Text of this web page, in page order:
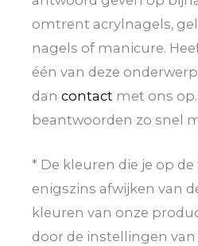
omtrent acrylnagels,
nagels of manicure.
één van deze
dan contact met ons
beantwoorden zo snel
* De kleuren die je op
enigszins afwijken van
kleuren van onze
door de instellingen van